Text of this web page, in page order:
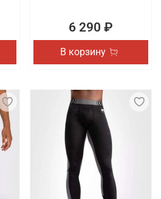
6 290 ₽
В корзину